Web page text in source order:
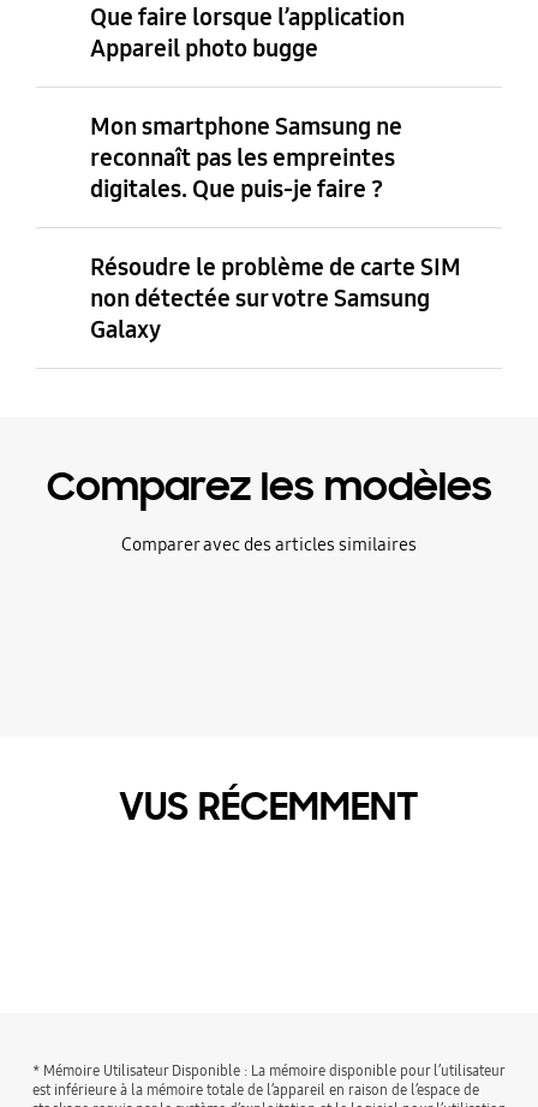
Que faire lorsque l’application
Appareil photo bugge
Mon smartphone Samsung ne
reconnaît pas les empreintes
digitales. Que puis-je faire ?
Résoudre le problème de carte SIM
non détectée sur votre Samsung
Galaxy
Comparez les modèles
Comparer avec des articles similaires
VUS RÉCEMMENT
* Mémoire Utilisateur Disponible : La mémoire disponible pour l’utilisateur
est inférieure à la mémoire totale de l’appareil en raison de l’espace de